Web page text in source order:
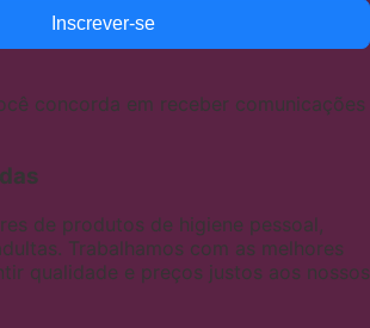
Inscrever-se
concorda em receber comunicações
de produtos de higiene pessoal,
Trabalhamos com as melhores
qualidade e preços justos aos nossos